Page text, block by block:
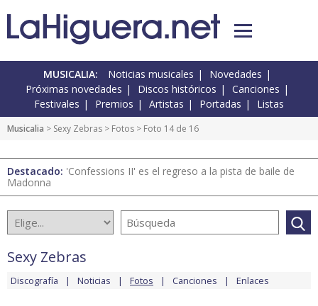
MUSICALIA: Noticias musicales
Novedades
Próximas novedades
Discos históricos
Canciones
Festivales
Premios Artistas Portadas Listas
Musicalia > Sexy Zebras > Fotos > Foto 14 de 16
Destacado: 'Confessions II' es el regreso a la pista de baile de
Madonna
Sexy Zebras
Discografía Noticias Fotos Canciones Enlaces